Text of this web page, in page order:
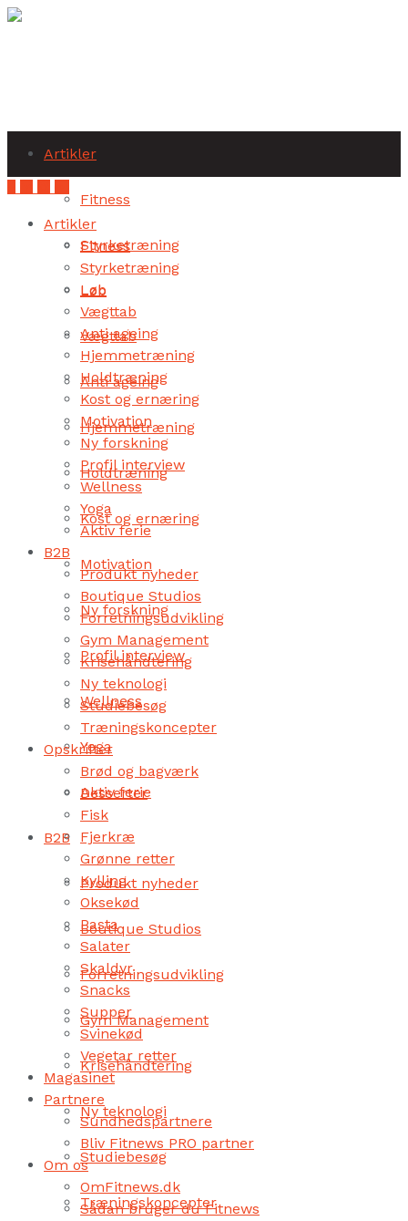
Artikler
Fitness
Styrketræning
Løb
Vægttab
Anti ageing
Hjemmetræning
Holdtræning
Kost og ernæring
Motivation
Ny forskning
Profil interview
Wellness
Yoga
Aktiv ferie
B2B
Produkt nyheder
Boutique Studios
Forretningsudvikling
Gym Management
Krisehåndtering
Ny teknologi
Studiebesøg
Træningskoncepter
Artikler
Fitness
Styrketræning
Løb
Vægttab
Anti ageing
Hjemmetræning
Holdtræning
Kost og ernæring
Motivation
Ny forskning
Profil interview
Wellness
Yoga
Aktiv ferie
B2B
Produkt nyheder
Boutique Studios
Forretningsudvikling
Gym Management
Krisehåndtering
Ny teknologi
Studiebesøg
Træningskoncepter
Opskrifter
Brød og bagværk
Desserter
Fisk
Fjerkræ
Grønne retter
Kylling
Oksekød
Pasta
Salater
Skaldyr
Snacks
Supper
Svinekød
Vegetar retter
Magasinet
Partnere
Sundhedspartnere
Bliv Fitnews PRO partner
Om os
OmFitnews.dk
Sådan bruger du Fitnews